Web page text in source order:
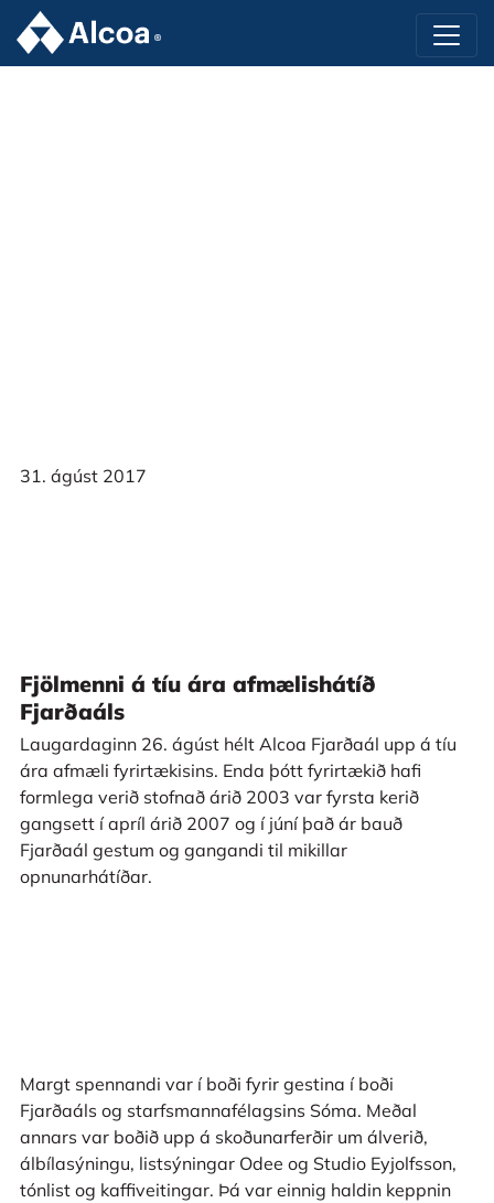
31. ágúst 2017
Fjölmenni á tíu ára afmælishátíð
Fjarðaáls
Laugardaginn 26. ágúst hélt Alcoa Fjarðaál upp á tíu
ára afmæli fyrirtækisins. Enda þótt fyrirtækið hafi
formlega verið stofnað árið 2003 var fyrsta kerið
gangsett í apríl árið 2007 og í júní það ár bauð
Fjarðaál gestum og gangandi til mikillar
opnunarhátíðar.
Margt spennandi var í boði fyrir gestina í boði
Fjarðaáls og starfsmannafélagsins Sóma. Meðal
annars var boðið upp á skoðunarferðir um álverið,
álbílasýningu, listsýningar Odee og Studio Eyjolfsson,
tónlist og kaffiveitingar. Þá var einnig haldin keppnin